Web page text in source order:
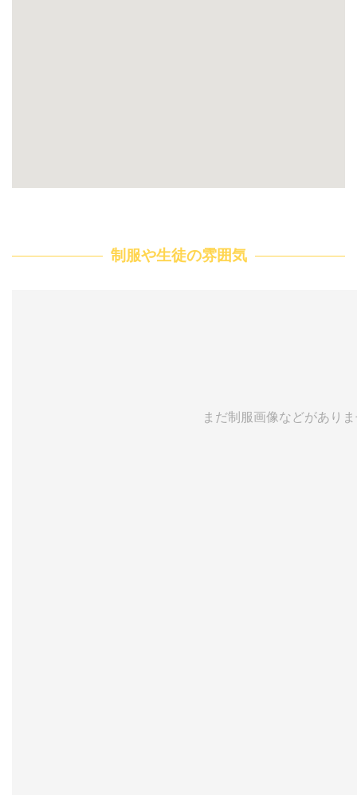
制服や生徒の雰囲気
まだ制服画像などがあり